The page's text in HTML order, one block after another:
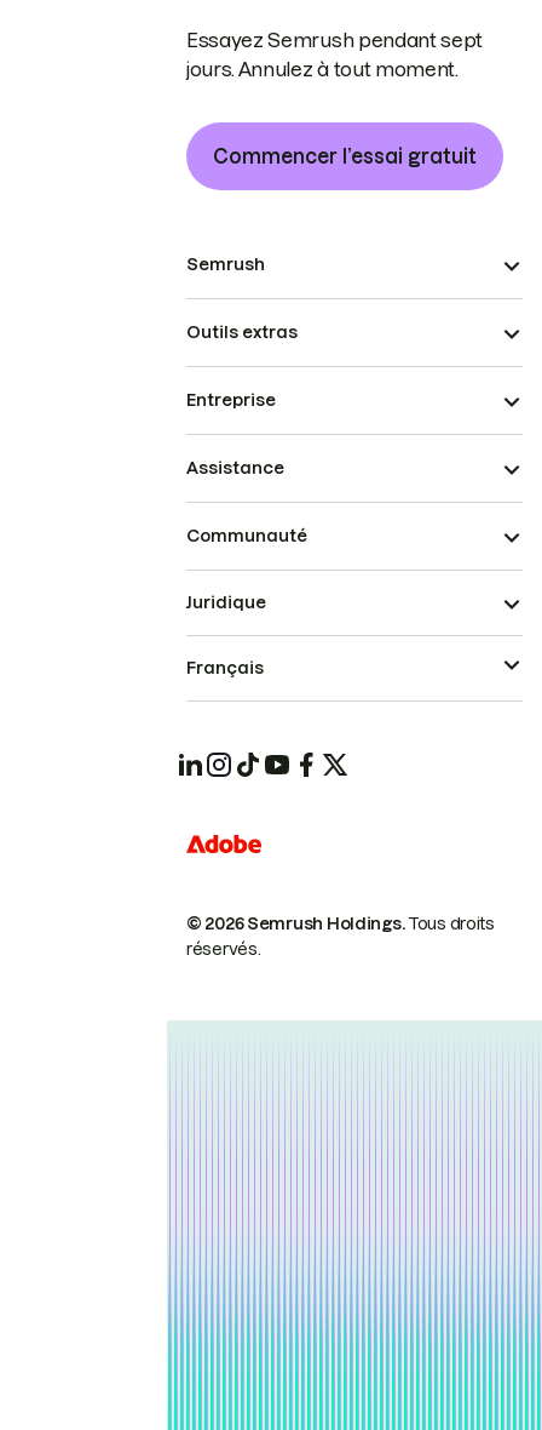
Essayez Semrush pendant sept
jours. Annulez à tout moment.
Commencer l’essai gratuit
Semrush
Outils extras
Entreprise
Assistance
Communauté
© 2026 Semrush Holdings.Tous droits
réservés.
Juridique
Français